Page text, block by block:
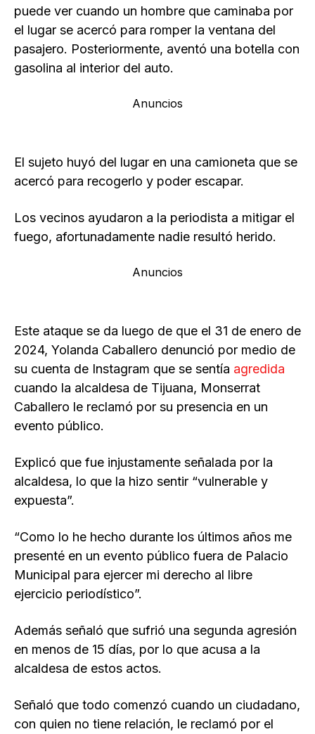
puede ver cuando un hombre que caminaba por
el lugar se acercó para romper la ventana del
pasajero. Posteriormente, aventó una botella con
gasolina al interior del auto.
Anuncios
El sujeto huyó del lugar en una camioneta que se
acercó para recogerlo y poder escapar.
Los vecinos ayudaron a la periodista a mitigar el
fuego, afortunadamente nadie resultó herido.
Anuncios
Este ataque se da luego de que el 31 de enero de
2024, Yolanda Caballero denunció por medio de
su cuenta de Instagram que se sentía agredida
cuando la alcaldesa de Tijuana, Monserrat
Caballero le reclamó por su presencia en un
evento público.
Explicó que fue injustamente señalada por la
alcaldesa, lo que la hizo sentir “vulnerable y
expuesta”.
“Como lo he hecho durante los últimos años me
presenté en un evento público fuera de Palacio
Municipal para ejercer mi derecho al libre
ejercicio periodístico”.
Además señaló que sufrió una segunda agresión
en menos de 15 días, por lo que acusa a la
alcaldesa de estos actos.
Señaló que todo comenzó cuando un ciudadano,
con quien no tiene relación, le reclamó por el